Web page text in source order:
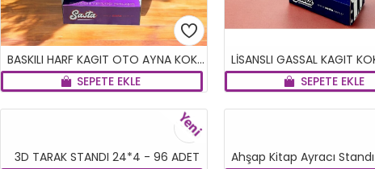
BASKILI HARF KAGIT OTO AYNA KOKUSU STANDI XL 1000 Lİ
SEPETE EKLE
SEPETE EKLE
YENI
3D TARAK STANDI 24*4 - 96 ADET